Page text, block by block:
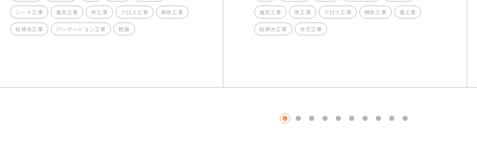
シート工事 電気工事 床工事 クロス工事 解体工事
給排水工事 パーテーション工事 飲食
電気工事 床工事 クロス工事 解体工事 雑工事
給排水工事 住宅工事
1
2 3 4 5 6 7 8